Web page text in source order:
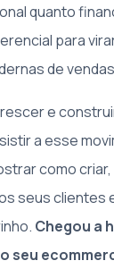
quanto
para
de
e
a esse
como
seus clientes
Chegou a
seu